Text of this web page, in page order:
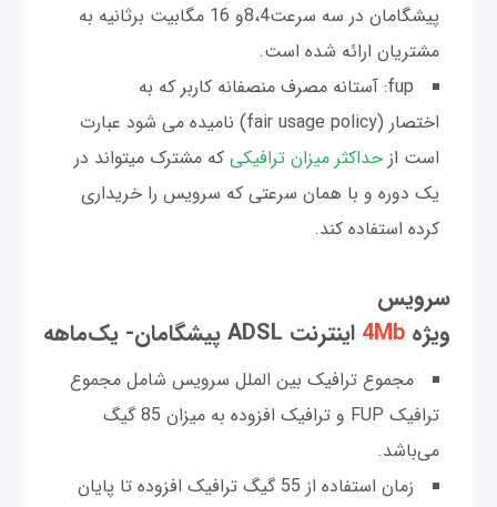
پیشگامان در سه سرعت8،4و 16 مگابیت برثانیه به
مشتریان ارائه شده است.
fup: آستانه مصرف منصفانه کاربر که به
اختصار (fair usage policy) نامیده می شود عبارت
است از حداکثر میزان ترافیکی که مشترک میتواند در
یک دوره و با همان سرعتی که سرویس را خریداری
کرده استفاده کند.
سرویس‌
ویژه 4Mb اینترنت ADSL پیشگامان- یک‌ماهه
مجموع ترافیک بین الملل سرویس شامل مجموع
ترافیک FUP و ترافیک افزوده به میزان 85 گیگ
می‌باشد.
زمان استفاده از 55 گیگ ترافیک افزوده تا پایان